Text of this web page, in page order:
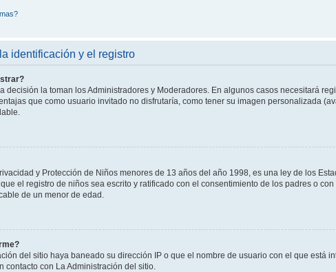
identificación y el registro
decisión la toman los Administradores y Moderadores. En algunos casos necesitará
que como usuario invitado no disfrutaría, como tener su imagen personalizada
y Protección de Niños menores de 13 años del año 1998, es una ley de los
el registro de niños sea escrito y ratificado con el consentimiento de los padres o
de un menor de edad.
del sitio haya baneado su dirección IP o que el nombre de usuario con el que
contacto con La Administración del sitio.